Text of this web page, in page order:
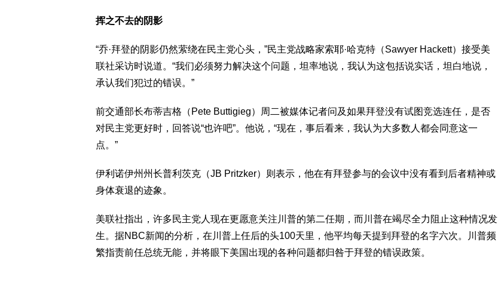
挥之不去的阴影
“乔·拜登的阴影仍然萦绕在民主党心头，”民主党战略家索耶·哈克特（Sawyer Hackett）接受美
联社采访时说道。“我们必须努力解决这个问题，坦率地说，我认为这包括说实话，坦白地说，
承认我们犯过的错误。”
前交通部长布蒂吉格（Pete Buttigieg）周二被媒体记者问及如果拜登没有试图竞选连任，是否
对民主党更好时，回答说“也许吧”。他说，“现在，事后看来，我认为大多数人都会同意这一
点。”
伊利诺伊州州长普利茨克（JB Pritzker）则表示，他在有拜登参与的会议中没有看到后者精神或
身体衰退的迹象。
美联社指出，许多民主党人现在更愿意关注川普的第二任期，而川普在竭尽全力阻止这种情况发
生。据NBC新闻的分析，在川普上任后的头100天里，他平均每天提到拜登的名字六次。川普频
繁指责前任总统无能，并将眼下美国出现的各种问题都归咎于拜登的错误政策。